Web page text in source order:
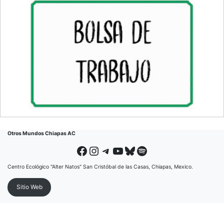
Otros Mundos Chiapas AC
Facebook Instagram Telegram YouTube Bluesky Spotify
Centro Ecológico "Alter Natos" San Cristóbal de las Casas, Chiapas, Mexico.
Sitio Web